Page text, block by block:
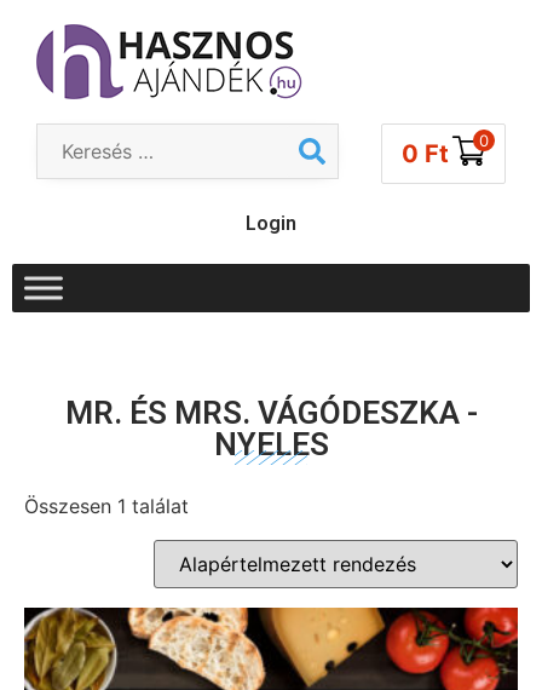
0 Ft 0
Login
MR. ÉS MRS. VÁGÓDESZKA -
NYELES
Összesen 1 találat